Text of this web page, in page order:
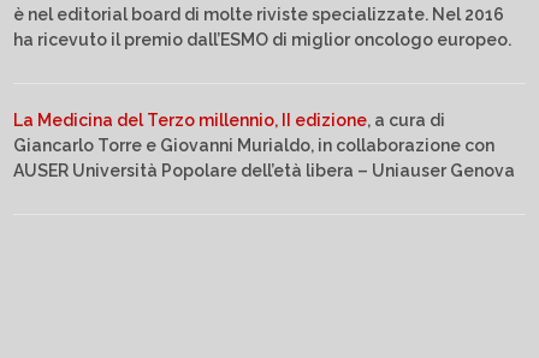
è nel editorial board di molte riviste specializzate. Nel 2016
ha ricevuto il premio dall’ESMO di miglior oncologo europeo.
La Medicina del Terzo millennio, II edizione, a cura di
Giancarlo Torre e Giovanni Murialdo, in collaborazione con
AUSER Università Popolare dell’età libera – Uniauser Genova